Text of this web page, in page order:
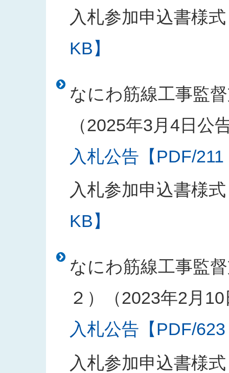
入札参加申込書様式
KB】
なにわ筋線工事監
（2025年3月4日公
入札公告【PDF/
入札参加申込書様式
KB】
なにわ筋線工事監
２）（2023年2月
入札公告【PDF/
入札参加申込書様式